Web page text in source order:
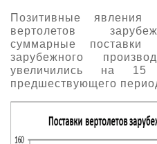
Позитивные явления
вертолетов
суммарные поставки
зарубежного
увеличились на 15
предшествующего